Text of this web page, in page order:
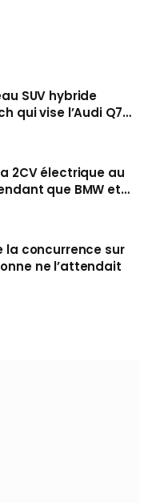
SUV hybride
qui vise l’Audi Q7
automne
2CV électrique au
que BMW et
la concurrence sur
ne l’attendait